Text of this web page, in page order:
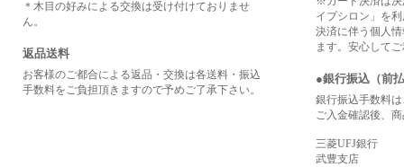
＊木目の好みによる交換は受け付けておりませ
ん。
返品送料
お客様のご都合による返品・交換は各送料・振込
手数料をご負担頂きますので予めご了承下さい。
イプシロン」を
決済に伴う個人
ます。安心して
●銀行振込（前
銀行振込手数料
ご入金確認後、
三菱UFJ銀行
武豊支店